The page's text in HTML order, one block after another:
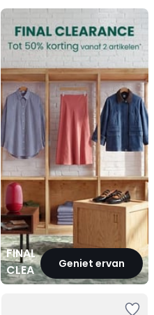
FINAL
CLEARANCEGeniet ervan
FINAL
CLEARANCE